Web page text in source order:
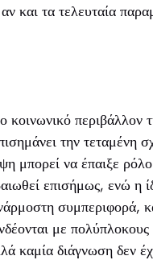
και τα τελευταία
κοινωνικό περιβάλλον
την τεταμένη
μπορεί να έπαιξε
επισήμως, ενώ η
συμπεριφορά,
με πολύπλοκους
καμία διάγνωση δεν